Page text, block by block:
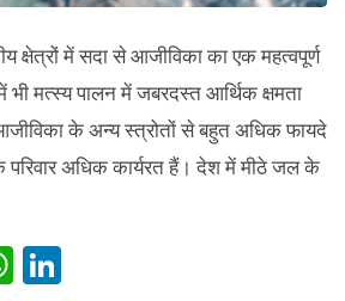
क्षेत्रों में सदा से आजीविका का एक महत्वपूर्ण
भी मत्स्य पालन में जबरदस्त आर्थिक क्षमता
के अन्य स्त्रोतों से बहुत अधिक फायदे
परिवार अधिक कार्यरत हैं। देश में मीठे जल के
W